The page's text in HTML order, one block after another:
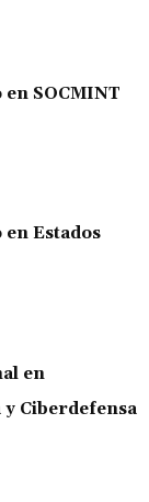
SOCMINT
Estados
en
Ciberdefensa